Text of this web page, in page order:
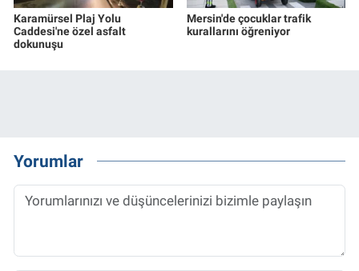
Karamürsel Plaj Yolu
Caddesi'ne özel asfalt
dokunuşu
Mersin'de çocuklar trafik
kurallarını öğreniyor
Yorumlar